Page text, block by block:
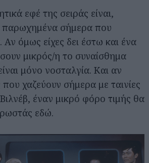
εφέ της σειράς είναι,
σήμερα που
Αν όμως είχες δει έστω και ένα
μικρός/η το συναίσθημα
μόνο νοσταλγία. Και αν
χαζεύουν σήμερα με ταινίες
έναν μικρό φόρο τιμής θα
εδώ.